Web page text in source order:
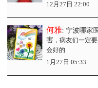
12月27日 22:00
何雅: 宁波哪家
害，病友们一定
会好的
1月27日 05:33